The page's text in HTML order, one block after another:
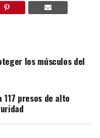
los músculos del
presos de alto